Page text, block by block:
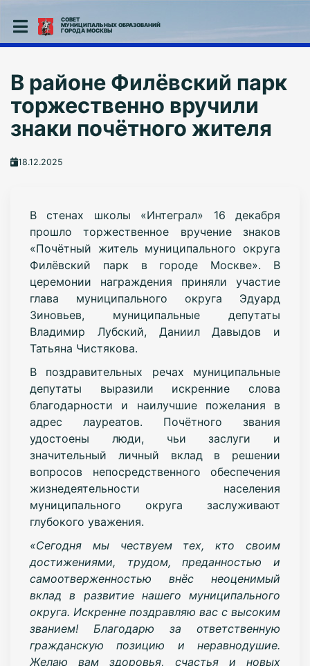
СОВЕТ
МУНИЦИПАЛЬНЫХ ОБРАЗОВАНИЙ
ГОРОДА МОСКВЫ
В районе Филёвский парк
торжественно вручили
знаки почётного жителя
18.12.2025
В стенах школы «Интеграл» 16 декабря
прошло торжественное вручение знаков
«Почётный житель муниципального округа
Филёвский парк в городе Москве». В
церемонии награждения приняли участие
глава муниципального округа Эдуард
Зиновьев, муниципальные депутаты
Владимир Лубский, Даниил Давыдов и
Татьяна Чистякова.
В поздравительных речах муниципальные
депутаты выразили искренние слова
благодарности и наилучшие пожелания в
адрес лауреатов. Почётного звания
удостоены люди, чьи заслуги и
значительный личный вклад в решении
вопросов непосредственного обеспечения
жизнедеятельности населения
муниципального округа заслуживают
глубокого уважения.
«Сегодня мы чествуем тех, кто своим
достижениями, трудом, преданностью и
самоотверженностью внёс неоценимый
вклад в развитие нашего муниципального
округа. Искренне поздравляю вас с высоким
званием! Благодарю за ответственную
гражданскую позицию и неравнодушие.
Желаю вам здоровья, счастья и новых